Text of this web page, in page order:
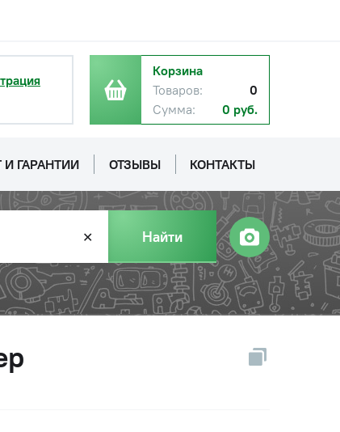
Корзина
Товаров:
0
Сумма:
0 руб.
И ГАРАНТИИ ОТЗЫВЫ КОНТАКТЫ
✕ Найти